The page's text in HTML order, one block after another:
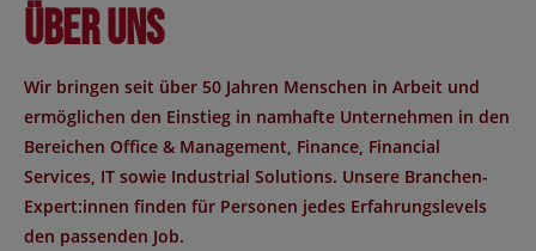
Über uns
Wir bringen seit über 50 Jahren Menschen in Arbeit und
ermöglichen den Einstieg in namhafte Unternehmen in den
Bereichen Office & Management, Finance, Financial
Services, IT sowie Industrial Solutions. Unsere Branchen-
Expert:innen finden für Personen jedes Erfahrungslevels
den passenden Job.